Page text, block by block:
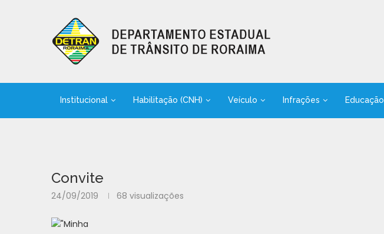
Institucional Habilitação (CNH) Veículo Infrações Educação
Convite
24/09/2019 68 visualizações